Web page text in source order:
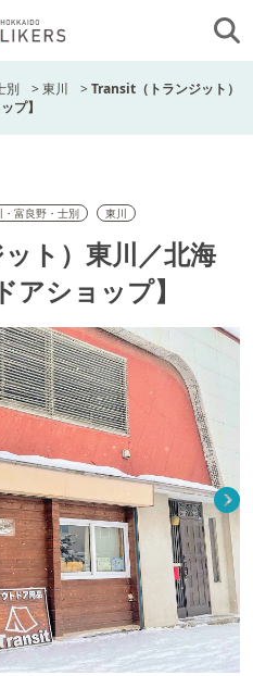
別 >東川 >Transit（トランジット）
プ】
・富良野・士別 東川
ト）東川／北海
アショップ】